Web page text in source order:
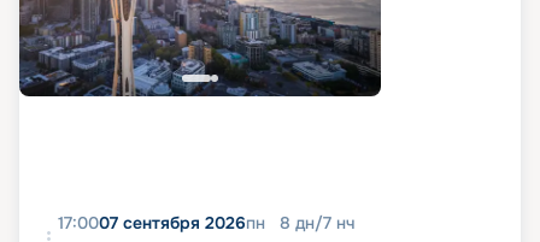
17:0007 сентября 2026пн 8 дн/7 нч